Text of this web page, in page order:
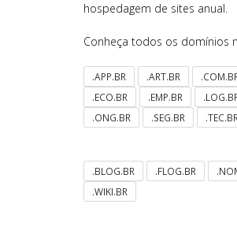
hospedagem de sites anual.
Conheça todos os domínios
.APP.BR .ART.BR
.ECO.BR
.EMP.BR
.ONG.BR
.SEG.BR .TEC.BR
.BLOG.BR .FLOG.BR
.WIKI.BR